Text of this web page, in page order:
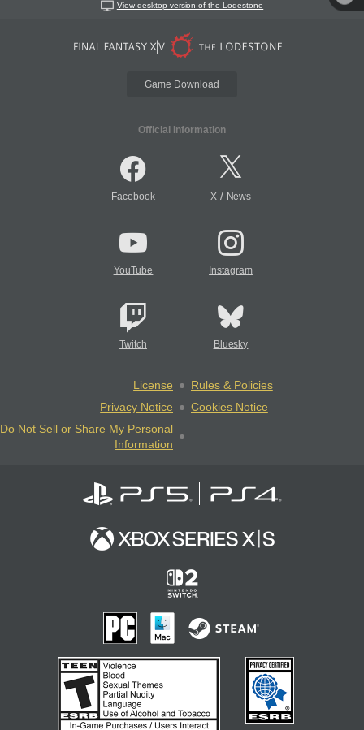
View desktop version of the Lodestone
Game Download
Official Information
Facebook X/ News
YouTube Instagram
Twitch Bluesky
License
Rules & Policies
Privacy Notice
Cookies Notice
Do Not Sell or Share My Personal
Information